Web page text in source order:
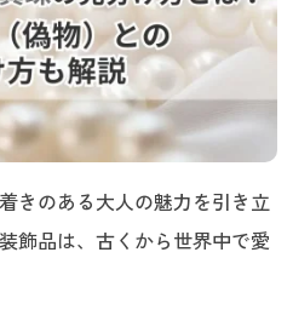
きのある大人の魅力を引き立
飾品は、古くから世界中で愛